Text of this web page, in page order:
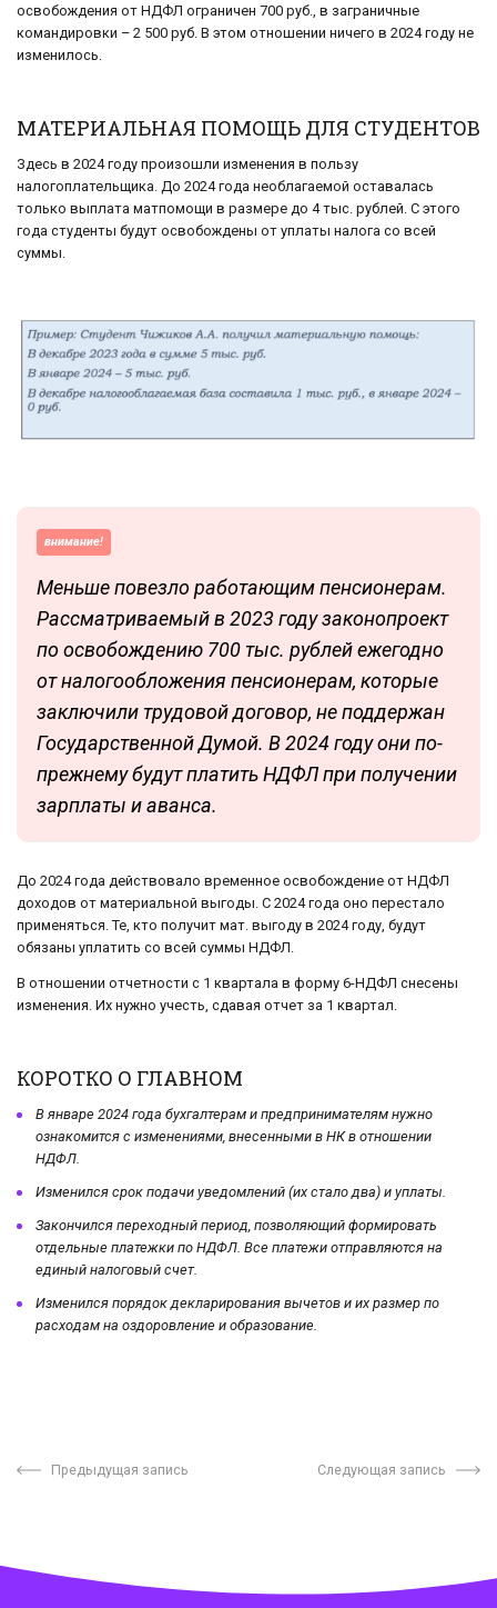
освобождения от НДФЛ ограничен 700 руб., в заграничные
командировки – 2 500 руб. В этом отношении ничего в 2024 году не
изменилось.
МАТЕРИАЛЬНАЯ ПОМОЩЬ ДЛЯ СТУДЕНТОВ
Здесь в 2024 году произошли изменения в пользу
налогоплательщика. До 2024 года необлагаемой оставалась
только выплата матпомощи в размере до 4 тыс. рублей. С этого
года студенты будут освобождены от уплаты налога со всей
суммы.
внимание!
Меньше повезло работающим пенсионерам.
Рассматриваемый в 2023 году законопроект
по освобождению 700 тыс. рублей ежегодно
от налогообложения пенсионерам, которые
заключили трудовой договор, не поддержан
Государственной Думой. В 2024 году они по-
прежнему будут платить НДФЛ при получении
зарплаты и аванса.
До 2024 года действовало временное освобождение от НДФЛ
доходов от материальной выгоды. С 2024 года оно перестало
применяться. Те, кто получит мат. выгоду в 2024 году, будут
обязаны уплатить со всей суммы НДФЛ.
В отношении отчетности с 1 квартала в форму 6-НДФЛ снесены
изменения. Их нужно учесть, сдавая отчет за 1 квартал.
КОРОТКО О ГЛАВНОМ
В январе 2024 года бухгалтерам и предпринимателям нужно
ознакомится с изменениями, внесенными в НК в отношении
НДФЛ.
Изменился срок подачи уведомлений (их стало два) и уплаты.
Закончился переходный период, позволяющий формировать
отдельные платежки по НДФЛ. Все платежи отправляются на
единый налоговый счет.
Изменился порядок декларирования вычетов и их размер по
расходам на оздоровление и образование.
Предыдущая запись Следующая запись